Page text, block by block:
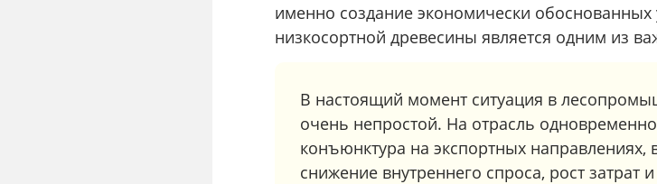
именно создание экономически обоснованных
низкосортной древесины является одним из
В настоящий момент ситуация в
очень непростой. На отрасль
конъюнктура на экспортных направлениях,
снижение внутреннего спроса, рост затрат